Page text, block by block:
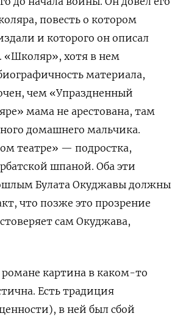
повесть о котором
и которого он описал
«Школяр», хотя в нем
материала,
чем «Упраздненный
мама не арестована, там
домашнего мальчика.
театре» — подростка,
шпаной. Оба эти
Булата Окуджавы должны
что позже это прозрение
сам Окуджава,
картина в каком-то
Есть традиция
в ней был сбой